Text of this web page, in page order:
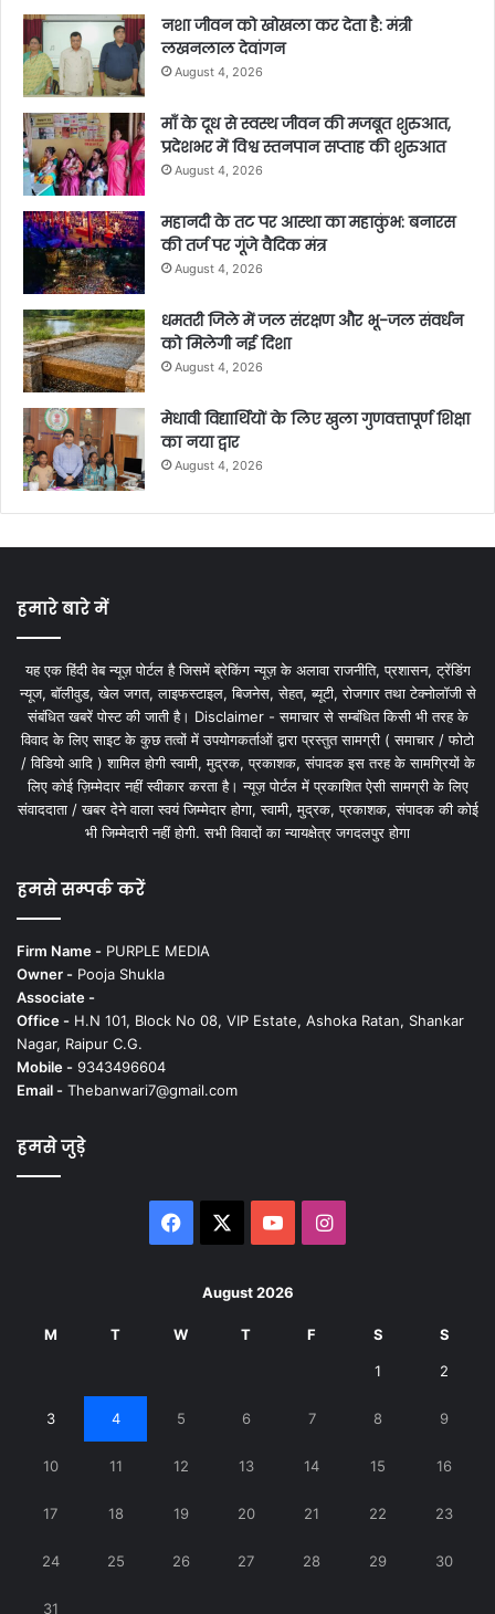
नशा जीवन को खोखला कर देता है: मंत्री
लखनलाल देवांगन
August 4, 2026
माँ के दूध से स्वस्थ जीवन की मजबूत शुरुआत,
प्रदेशभर में विश्व स्तनपान सप्ताह की शुरुआत
August 4, 2026
​महानदी के तट पर आस्था का महाकुंभ: बनारस
की तर्ज पर गूंजे वैदिक मंत्र
August 4, 2026
धमतरी जिले में जल संरक्षण और भू-जल संवर्धन
को मिलेगी नई दिशा
August 4, 2026
मेधावी विद्यार्थियों के लिए खुला गुणवत्तापूर्ण शिक्षा
का नया द्वार
August 4, 2026
हमारे बारे में
यह एक हिंदी वेब न्यूज़ पोर्टल है जिसमें ब्रेकिंग न्यूज़ के अलावा राजनीति, प्रशासन, ट्रेंडिंग
न्यूज, बॉलीवुड, खेल जगत, लाइफस्टाइल, बिजनेस, सेहत, ब्यूटी, रोजगार तथा टेक्नोलॉजी से
संबंधित खबरें पोस्ट की जाती है। Disclaimer - समाचार से सम्बंधित किसी भी तरह के
विवाद के लिए साइट के कुछ तत्वों में उपयोगकर्ताओं द्वारा प्रस्तुत सामग्री ( समाचार / फोटो
/ विडियो आदि ) शामिल होगी स्वामी, मुद्रक, प्रकाशक, संपादक इस तरह के सामग्रियों के
लिए कोई ज़िम्मेदार नहीं स्वीकार करता है। न्यूज़ पोर्टल में प्रकाशित ऐसी सामग्री के लिए
संवाददाता / खबर देने वाला स्वयं जिम्मेदार होगा, स्वामी, मुद्रक, प्रकाशक, संपादक की कोई
भी जिम्मेदारी नहीं होगी. सभी विवादों का न्यायक्षेत्र जगदलपुर होगा
हमसे सम्पर्क करें
Firm Name - PURPLE MEDIA
Owner - Pooja Shukla
Associate -
Office - H.N 101, Block No 08, VIP Estate, Ashoka Ratan, Shankar
Nagar, Raipur C.G.
Mobile - 9343496604
Email - Thebanwari7@gmail.com
हमसे जुड़े
Facebook YouTubeInstagram
August 2026
M T W T F S S
1 2
3 4 5 6 7 8 9
10 11 12 13 14 15 16
17 18 19 20 21 22 23
24 25 26 27 28 29 30
31